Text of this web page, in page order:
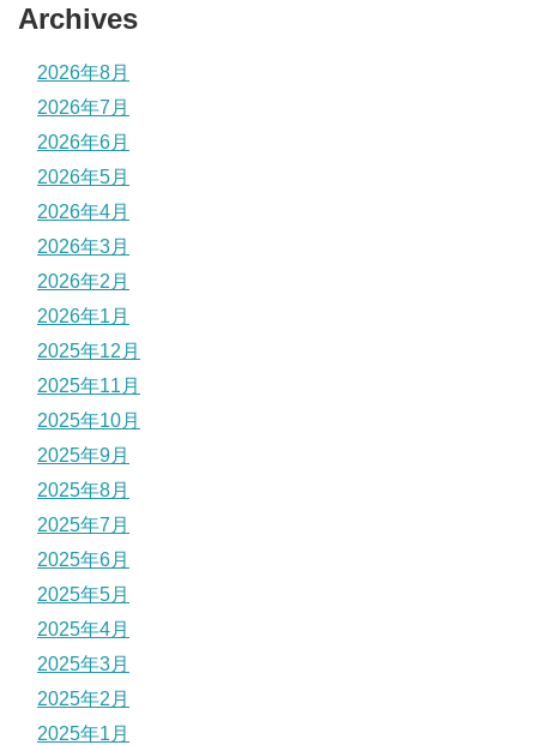
Archives
2026年8月
2026年7月
2026年6月
2026年5月
2026年4月
2026年3月
2026年2月
2026年1月
2025年12月
2025年11月
2025年10月
2025年9月
2025年8月
2025年7月
2025年6月
2025年5月
2025年4月
2025年3月
2025年2月
2025年1月